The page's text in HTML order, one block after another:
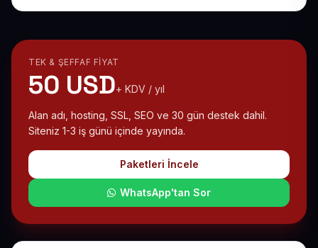
TEK & ŞEFFAF FIYAT
50 USD+ KDV / yıl
Alan adı, hosting, SSL, SEO ve 30 gün destek dahil.
Siteniz 1-3 iş günü içinde yayında.
Paketleri İncele
WhatsApp'tan Sor